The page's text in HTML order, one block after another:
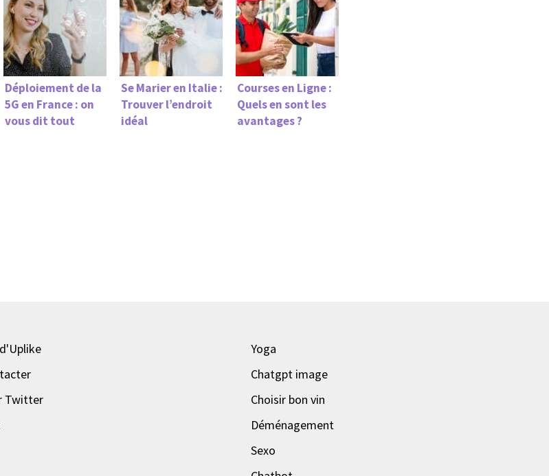
Déploiement de la
5G en France : on
vous dit tout
Se Marier en Italie :
Trouver l’endroit
idéal
Courses en Ligne :
Quels en sont les
avantages ?
Twitter
Yoga
Chatgpt image
Choisir bon vin
Déménagement
Sexo